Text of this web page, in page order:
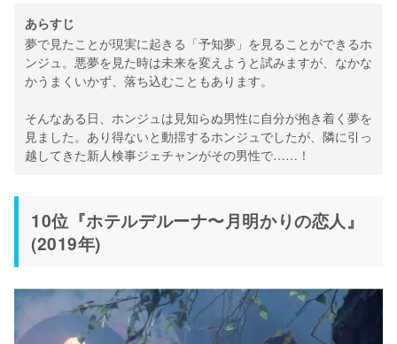
あらすじ
夢で見たことが現実に起きる「予知夢」を見ることができるホ
ンジュ。悪夢を見た時は未来を変えようと試みますが、なかな
かうまくいかず、落ち込むこともあります。
そんなある日、ホンジュは見知らぬ男性に自分が抱き着く夢を
見ました。あり得ないと動揺するホンジュでしたが、隣に引っ
越してきた新人検事ジェチャンがその男性で……！
10位『ホテルデルーナ〜月明かりの恋人』
(2019年)